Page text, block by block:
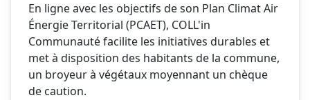
En ligne avec les objectifs de son Plan Climat Air
Énergie Territorial (PCAET), COLL'in
Communauté facilite les initiatives durables et
met à disposition des habitants de la commune,
un broyeur à végétaux moyennant un chèque
de caution.